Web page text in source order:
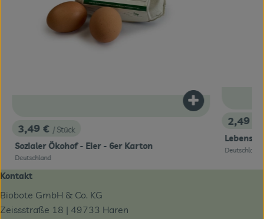
, Preis:
3,49 € / Stück
Sozialer Ökohof - Eier - 6er Karton
, Herkunft:
Deutschland
Produkt zum
, Preis:
2,49 €
, Herkunft:
Deutschland
Kontakt
Biobote GmbH & Co. KG
Zeissstraße 18 | 49733 Haren